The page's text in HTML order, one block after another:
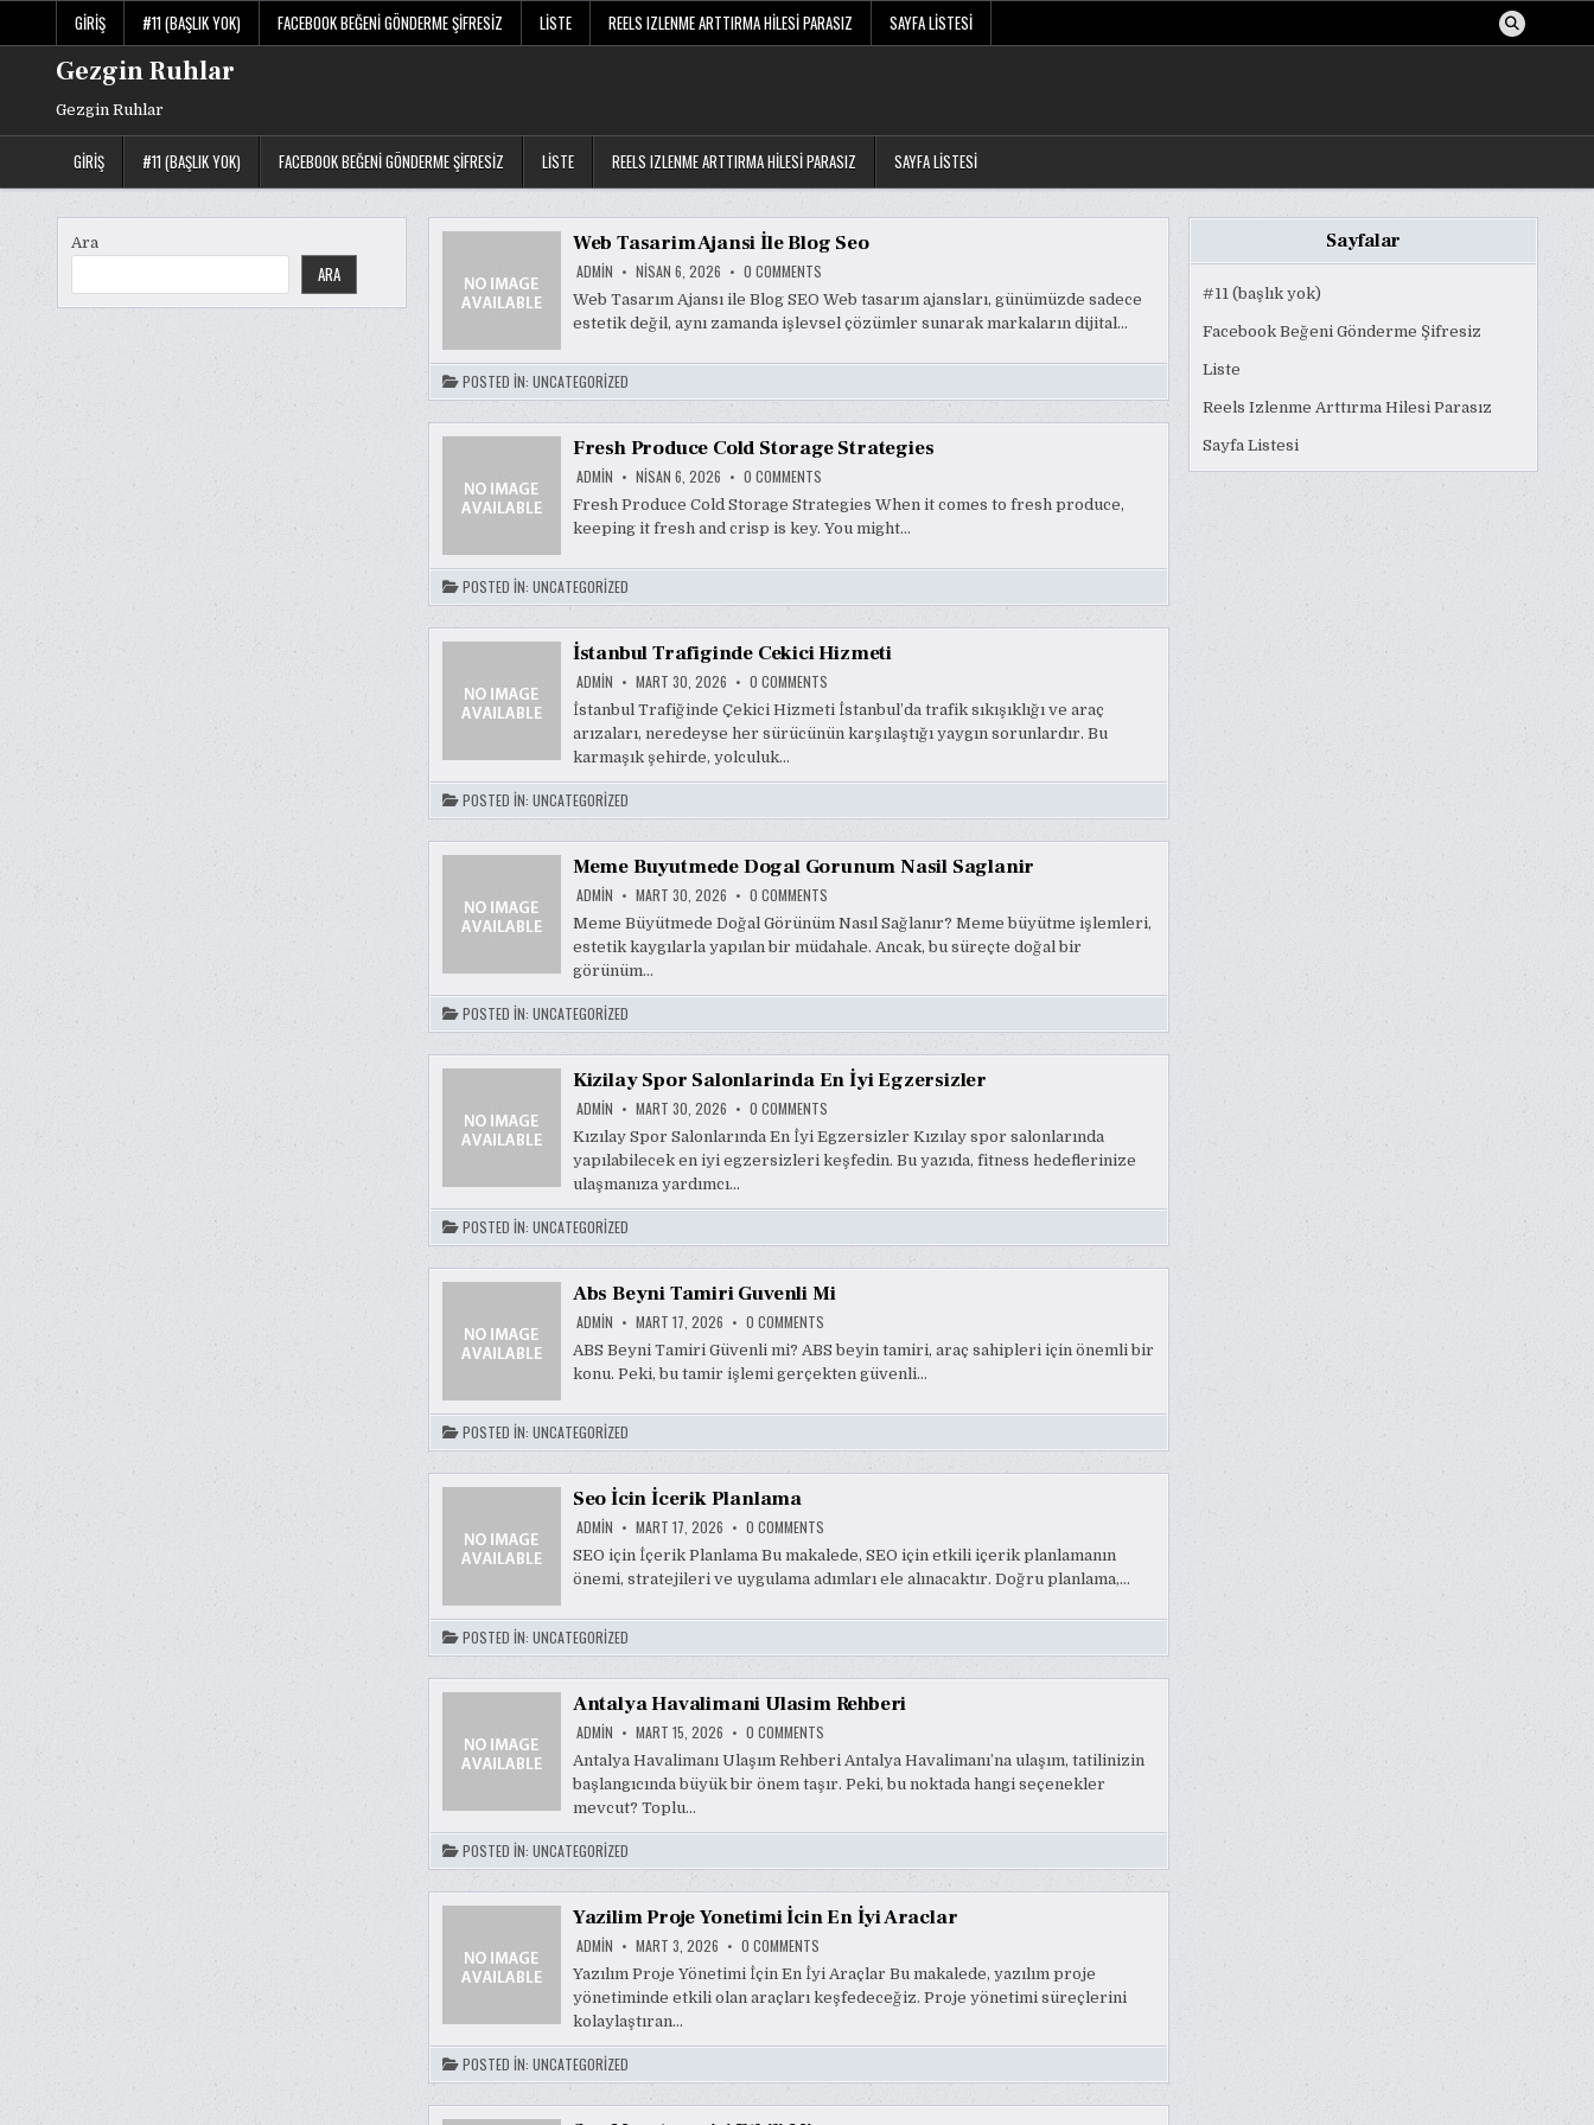
GIRIŞ #11 (BAŞLIK YOK) FACEBOOK BEĞENI GÖNDERME ŞIFRESIZ LISTE REELS IZLENME ARTTIRMA HILESI PARASIZ SAYFA LISTESI
Gezgin Ruhlar
Gezgin Ruhlar
GIRIŞ #11 (BAŞLIK YOK) FACEBOOK BEĞENI GÖNDERME ŞIFRESIZ LISTE REELS IZLENME ARTTIRMA HILESI PARASIZ SAYFA LISTESI
Ara
ARA
Web Tasarim Ajansi İle Blog Seo
ADMIN NISAN 6, 2026 0 COMMENTSON
WEB
TASARIM
AJANSI
İLE
Web Tasarım Ajansı ile Blog SEO Web tasarım ajansları, günümüzde sadece
estetik değil, aynı zamanda işlevsel çözümler sunarak markaların dijital…
POSTED IN: UNCATEGORIZED
Fresh Produce Cold Storage Strategies
ADMIN NISAN 6, 2026 0 COMMENTSON
FRESH
PRODUCE
COLD
STORAGE
Fresh Produce Cold Storage Strategies When it comes to fresh produce,
keeping it fresh and crisp is key. You might…
POSTED IN: UNCATEGORIZED
İstanbul Trafiginde Cekici Hizmeti
ADMIN MART 30, 2026 0 COMMENTSON
İSTANBUL
TRAFIGINDE
CEKICI
HIZMETI
İstanbul Trafiğinde Çekici Hizmeti İstanbul’da trafik sıkışıklığı ve araç
arızaları, neredeyse her sürücünün karşılaştığı yaygın sorunlardır. Bu
karmaşık şehirde, yolculuk…
POSTED IN: UNCATEGORIZED
Meme Buyutmede Dogal Gorunum Nasil Saglanir
ADMIN MART 30, 2026 0 COMMENTSON
MEME
BUYUTMEDE
DOGAL
GORUNUM
Meme Büyütmede Doğal Görünüm Nasıl Sağlanır? Meme büyütme işlemleri,
estetik kaygılarla yapılan bir müdahale. Ancak, bu süreçte doğal bir
görünüm…
POSTED IN: UNCATEGORIZED
Kizilay Spor Salonlarinda En İyi Egzersizler
ADMIN MART 30, 2026 0 COMMENTSON
KIZILAY
SPOR
SALONLARINDA
EN
Kızılay Spor Salonlarında En İyi Egzersizler Kızılay spor salonlarında
yapılabilecek en iyi egzersizleri keşfedin. Bu yazıda, fitness hedeflerinize
ulaşmanıza yardımcı…
POSTED IN: UNCATEGORIZED
Abs Beyni Tamiri Guvenli Mi
ADMIN MART 17, 2026 0 COMMENTSON
ABS
BEYNI
TAMIRI
GUVENLI
ABS Beyni Tamiri Güvenli mi? ABS beyin tamiri, araç sahipleri için önemli bir
konu. Peki, bu tamir işlemi gerçekten güvenli…
POSTED IN: UNCATEGORIZED
Seo İcin İcerik Planlama
ADMIN MART 17, 2026 0 COMMENTSON
SEO
İCIN
İCERIK
PLANLAMA
SEO için İçerik Planlama Bu makalede, SEO için etkili içerik planlamanın
önemi, stratejileri ve uygulama adımları ele alınacaktır. Doğru planlama,…
POSTED IN: UNCATEGORIZED
Antalya Havalimani Ulasim Rehberi
ADMIN MART 15, 2026 0 COMMENTSON
ANTALYA
HAVALIMANI
REHBERI
Antalya Havalimanı Ulaşım Rehberi Antalya Havalimanı’na ulaşım, tatilinizin
başlangıcında büyük bir önem taşır. Peki, bu noktada hangi seçenekler
mevcut? Toplu…
POSTED IN: UNCATEGORIZED
Yazilim Proje Yonetimi İcin En İyi Araclar
ADMIN MART 3, 2026 0 COMMENTSON
YAZILIM
PROJE
YONETIMI
İCIN
ARACLAR
Yazılım Proje Yönetimi İçin En İyi Araçlar Bu makalede, yazılım proje
yönetiminde etkili olan araçları keşfedeceğiz. Proje yönetimi süreçlerini
kolaylaştıran…
POSTED IN: UNCATEGORIZED
Sayfalar
#11 (başlık yok)
Facebook Beğeni Gönderme Şifresiz
Liste
Reels Izlenme Arttırma Hilesi Parasız
Sayfa Listesi